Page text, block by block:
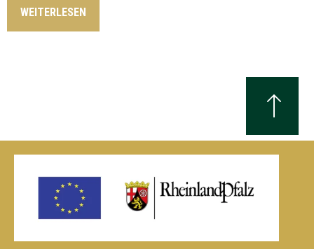
WEITERLESEN